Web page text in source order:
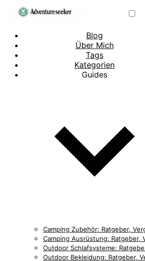
Blog
Über Mich
Tags
Kategorien
Guides